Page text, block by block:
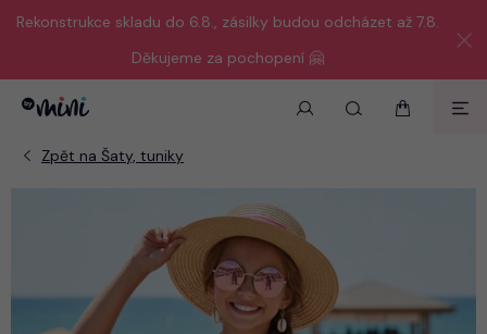
Rekonstrukce skladu do 6.8., zásilky budou odcházet až 7.8.
Děkujeme za pochopení 🤗